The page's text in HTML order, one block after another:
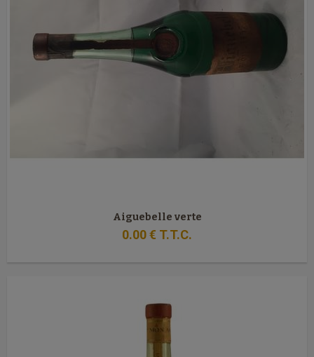
Aiguebelle verte
0.00€ T.T.C.